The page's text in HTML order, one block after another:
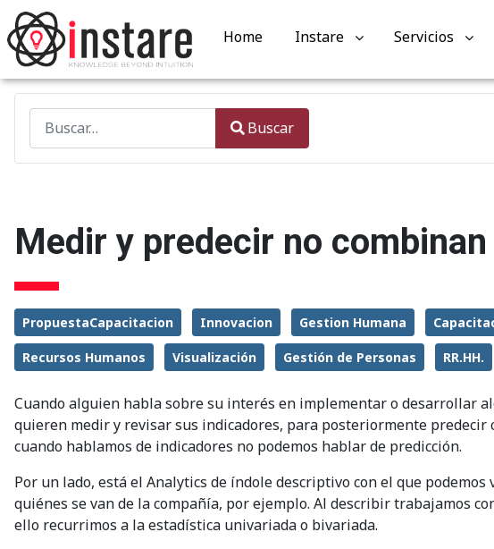
Home Instare Servicios
Buscar
Type 2 or more characters for results.
Buscar
Medir y predecir no combinan
PropuestaCapacitacion Innovacion Gestion Humana
Recursos Humanos Visualización Gestión de Personas RR.HH.
Cuando alguien habla sobre su interés en implementar o desarrollar
quieren medir y revisar sus indicadores, para posteriormente predecir
cuando hablamos de indicadores no podemos hablar de predicción.
Por un lado, está el Analytics de índole descriptivo con el que
quiénes se van de la compañía, por ejemplo. Al describir trabajamos
ello recurrimos a la estadística univariada o bivariada.